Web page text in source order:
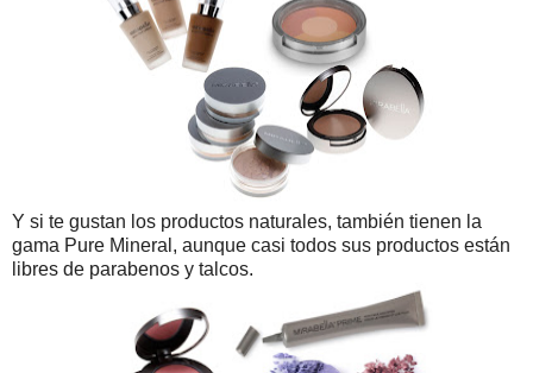
Y si te gustan los productos naturales, también tienen la
gama Pure Mineral, aunque casi todos sus productos están
libres de parabenos y talcos.